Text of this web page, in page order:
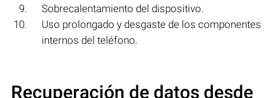
Sobrecalentamiento del dispositivo.
Uso prolongado y desgaste de los componentes
internos del teléfono.
Recuperación de datos desde